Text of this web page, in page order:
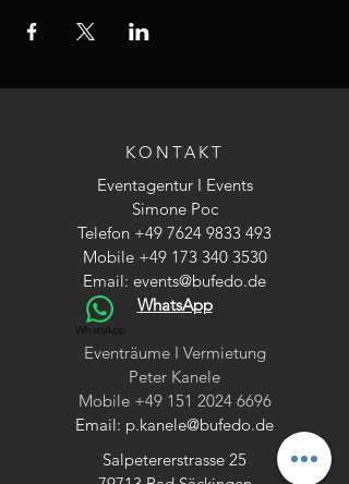
KONTAKT
Eventagentur I Events
Simone Poc
Telefon +49 7624 9833 493
Mobile +49 173 340 3530
Email: events@bufedo.de
WhatsApp
Eventräume I Vermietung
Peter Kanele
Mobile +49 151 2024 6696
Email: p.kanele@bufedo.de
WhatsApp
Salpetererstrasse 25